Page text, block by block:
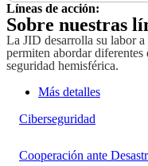
Líneas de acción:
Sobre nuestras
La JID desarrolla su labor a
permiten abordar diferentes
seguridad hemisférica.
Más detalles
Ciberseguridad
Cooperación ante